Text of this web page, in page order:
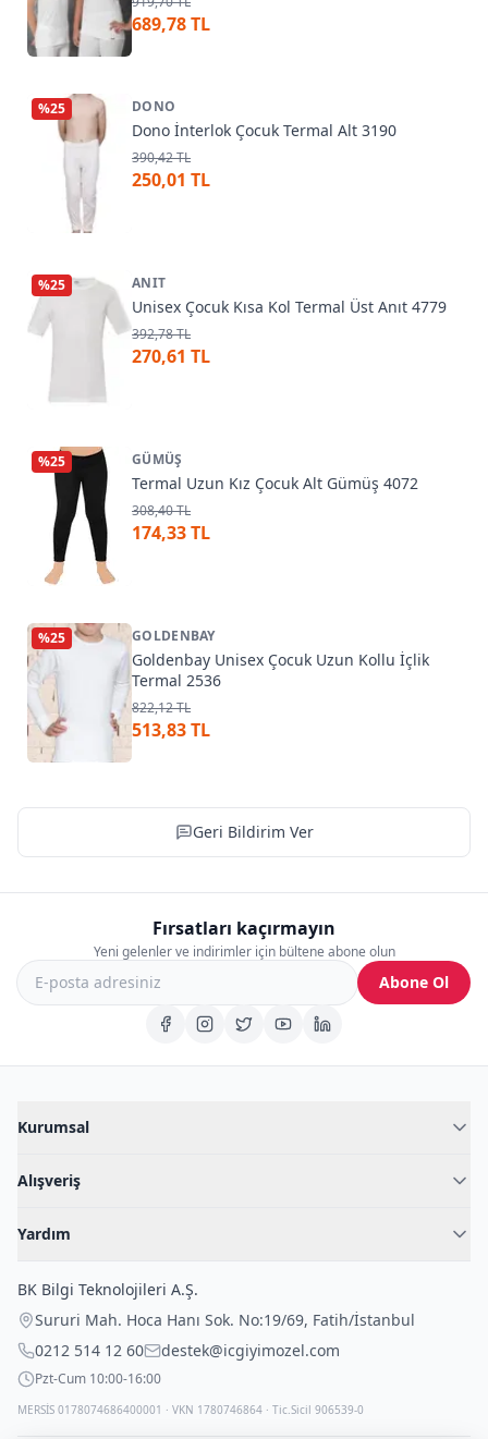
689,78 TL
%25 DONO
Dono İnterlok Çocuk Termal Alt 3190
390,42 TL
250,01 TL
%25 ANIT
Unisex Çocuk Kısa Kol Termal Üst Anıt 4779
392,78 TL
270,61 TL
%25 GÜMÜŞ
Termal Uzun Kız Çocuk Alt Gümüş 4072
308,40 TL
174,33 TL
%25 GOLDENBAY
Goldenbay Unisex Çocuk Uzun Kollu İçlik
Termal 2536
822,12 TL
513,83 TL
Geri Bildirim Ver
Fırsatları kaçırmayın
Yeni gelenler ve indirimler için bültene abone olun
Abone Ol
Kurumsal
Blog
İç Giyim Rehberi
Alışveriş
Fantazi İç Giyim
Çocuk İç Giyim
Outlet Fırsatları
Yardım
İade Politikası
Gizli Paketleme
BK Bilgi Teknolojileri A.Ş.
Sururi Mah. Hoca Hanı Sok. No:19/69, Fatih/İstanbul
0212 514 12 60
destek@icgiyimozel.com
Pzt-Cum 10:00-16:00
MERSİS 0178074686400001 · VKN 1780746864 · Tic.Sicil 906539-0